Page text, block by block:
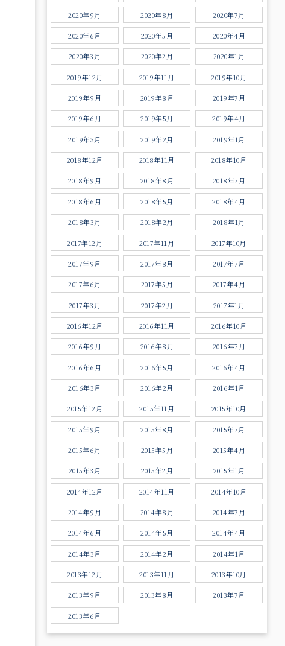
2020年9月 2020年8月 2020年7月
2020年6月 2020年5月 2020年4月
2020年3月 2020年2月 2020年1月
2019年12月 2019年11月 2019年10月
2019年9月 2019年8月 2019年7月
2019年6月 2019年5月 2019年4月
2019年3月 2019年2月 2019年1月
2018年12月 2018年11月 2018年10月
2018年9月 2018年8月 2018年7月
2018年6月 2018年5月 2018年4月
2018年3月 2018年2月 2018年1月
2017年12月 2017年11月 2017年10月
2017年9月 2017年8月 2017年7月
2017年6月 2017年5月 2017年4月
2017年3月 2017年2月 2017年1月
2016年12月 2016年11月 2016年10月
2016年9月 2016年8月 2016年7月
2016年6月 2016年5月 2016年4月
2016年3月 2016年2月 2016年1月
2015年12月 2015年11月 2015年10月
2015年9月 2015年8月 2015年7月
2015年6月 2015年5月 2015年4月
2015年3月 2015年2月 2015年1月
2014年12月 2014年11月 2014年10月
2014年9月 2014年8月 2014年7月
2014年6月 2014年5月 2014年4月
2014年3月 2014年2月 2014年1月
2013年12月 2013年11月 2013年10月
2013年9月 2013年8月 2013年7月
2013年6月